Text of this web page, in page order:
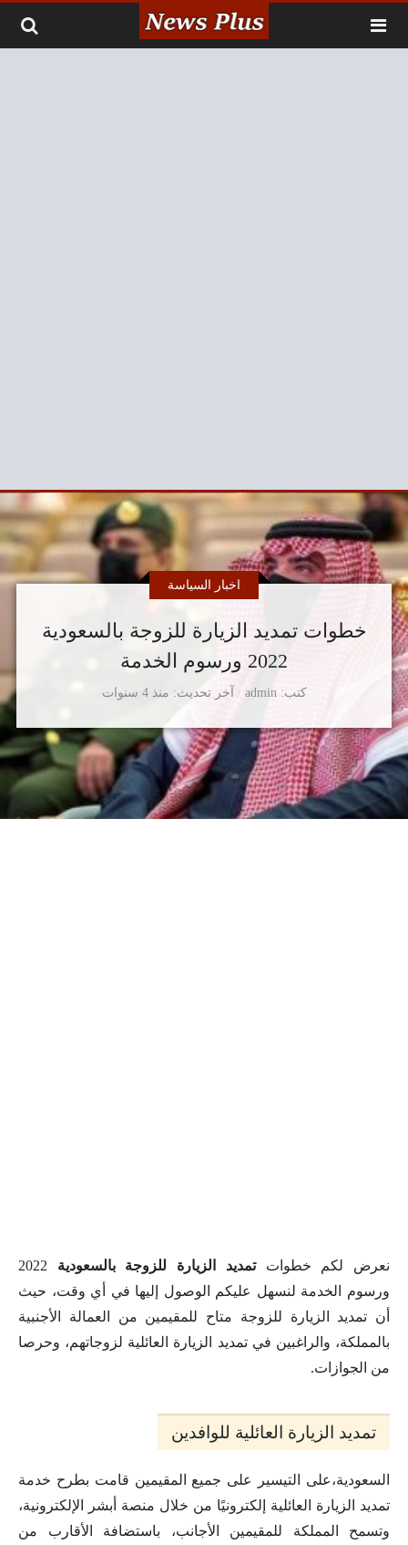
خطوات تمديد الزيارة للزوجة بالسعودية
2022 ورسوم الخدمة
كتب admin
اخبار السياسة
آخر تحديث منذ 4 سنوات
نعرض لكم خطواتتمديد الزيارة للزوجة بالسعودية
2022
ورسوم الخدمة لنسهل عليكم الوصول إليها في أي وقت، حيث
أن تمديد الزيارة للزوجة متاح للمقيمين من العمالة الأجنبية
بالمملكة، والراغبين في تمديد الزيارة العائلية لزوجاتهم، وحرصا
من الجوازات.
تمديد الزيارة العائلية للوافدين
السعودية،على التيسير على جميع المقيمين قامت بطرح خدمة
تمديد الزيارة العائلية إلكترونيًا من خلال منصة أبشر الإلكترونية،
وتسمح المملكة للمقيمين الأجانب، باستضافة الأقارب من